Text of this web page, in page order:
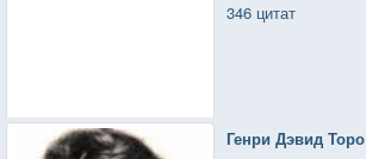
346 цитат
Генри Дэвид Торо